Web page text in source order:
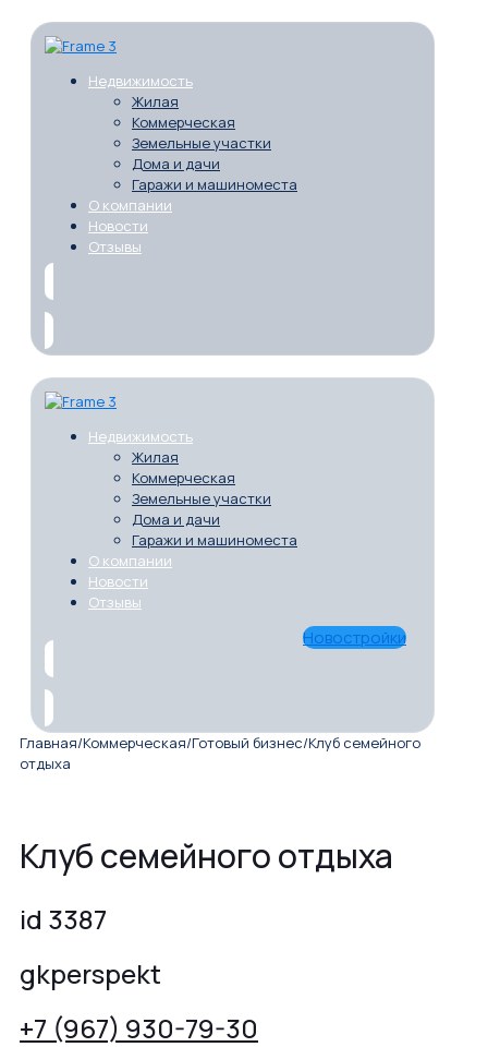
Недвижимость
Жилая
Коммерческая
Земельные участки
Дома и дачи
Гаражи и машиноместа
О компании
Новости
Отзывы
Недвижимость
Жилая
Коммерческая
Земельные участки
Дома и дачи
Гаражи и машиноместа
О компании
Новости
Отзывы
Новостройки
Главная/Коммерческая/Готовый бизнес/Клуб семейного
отдыха
Клуб семейного отдыха
id 3387
gkperspekt
+7 (967) 930-79-30